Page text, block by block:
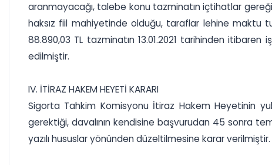
aranmayacağı, talebe konu tazminatın içtihatlar
haksız fiil mahiyetinde olduğu, taraflar lehine maktu
88.890,03 TL tazminatın 13.01.2021 tarihinden
edilmiştir.
IV. İTİRAZ HAKEM HEYETİ KARARI
Sigorta Tahkim Komisyonu İtiraz Hakem Heyetinin
gerektiği, davalının kendisine başvurudan 45 sonra
yazılı hususlar yönünden düzeltilmesine karar verilmiştir.